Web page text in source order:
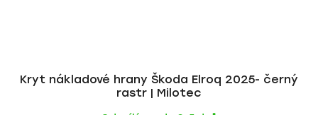
Kryt nákladové hrany Škoda Elroq 2025- černý
rastr | Milotec